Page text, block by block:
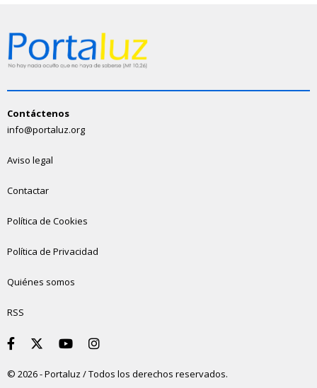
Contáctenos
info@portaluz.org
Aviso legal
Contactar
Política de Cookies
Política de Privacidad
Quiénes somos
RSS
© 2026 - Portaluz / Todos los derechos reservados.